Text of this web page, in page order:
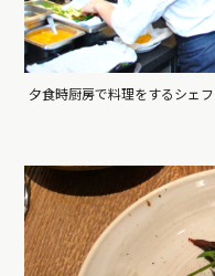
夕食時厨房で料理をするシェ